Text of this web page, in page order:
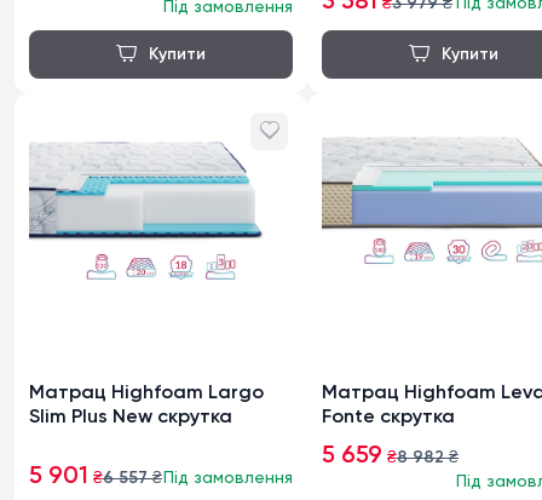
Під замовлення ₴3 979₴ Під
Матрац Highfoam Largo
Slim Plus New скрутка
5 901 ₴6 557₴ Під замовлення
Матрац Highfoam
Fonte скрутка
5 659 ₴8 982₴
Під